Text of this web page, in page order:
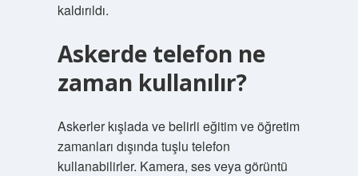
kaldırıldı.
Askerde telefon ne
zaman kullanılır?
Askerler kışlada ve belirli eğitim ve öğretim
zamanları dışında tuşlu telefon
kullanabilirler. Kamera, ses veya görüntü